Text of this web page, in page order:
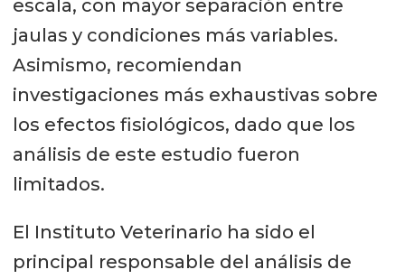
escala, con mayor separación entre
jaulas y condiciones más variables.
Asimismo, recomiendan
investigaciones más exhaustivas sobre
los efectos fisiológicos, dado que los
análisis de este estudio fueron
limitados.
El Instituto Veterinario ha sido el
principal responsable del análisis de